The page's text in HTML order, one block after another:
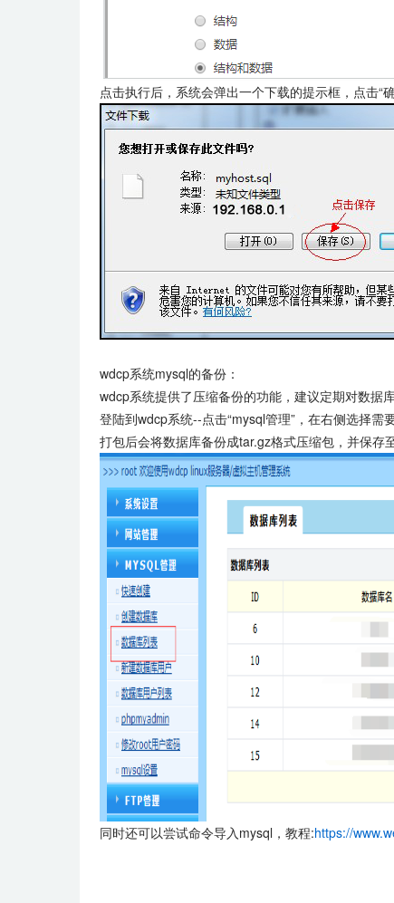
点击执行后，系统会弹出一个下载的提示框，点击“
wdcp系统mysql的备份：
wdcp系统提供了压缩备份的功能，建议定期对数据
登陆到wdcp系统--点击“mysql管理”，在右侧选择需
打包后会将数据库备份成tar.gz格式压缩包，并保存
同时还可以尝试命令导入mysql，教程:https://